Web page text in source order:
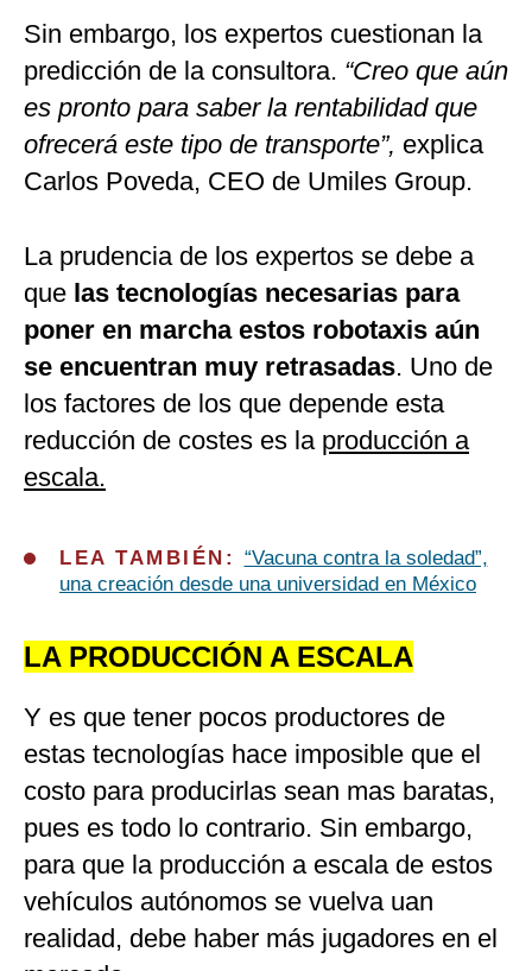
Sin embargo, los expertos cuestionan la
predicción de la consultora. “Creo que aún
es pronto para saber la rentabilidad que
ofrecerá este tipo de transporte”, explica
Carlos Poveda, CEO de Umiles Group.
La prudencia de los expertos se debe a
que las tecnologías necesarias para
poner en marcha estos robotaxis aún
se encuentran muy retrasadas. Uno de
los factores de los que depende esta
reducción de costes es la producción a
escala.
LEA TAMBIÉN: “Vacuna contra la soledad”,
una creación desde una universidad en México
LA PRODUCCIÓN A ESCALA
Y es que tener pocos productores de
estas tecnologías hace imposible que el
costo para producirlas sean mas baratas,
pues es todo lo contrario. Sin embargo,
para que la producción a escala de estos
vehículos autónomos se vuelva uan
realidad, debe haber más jugadores en el